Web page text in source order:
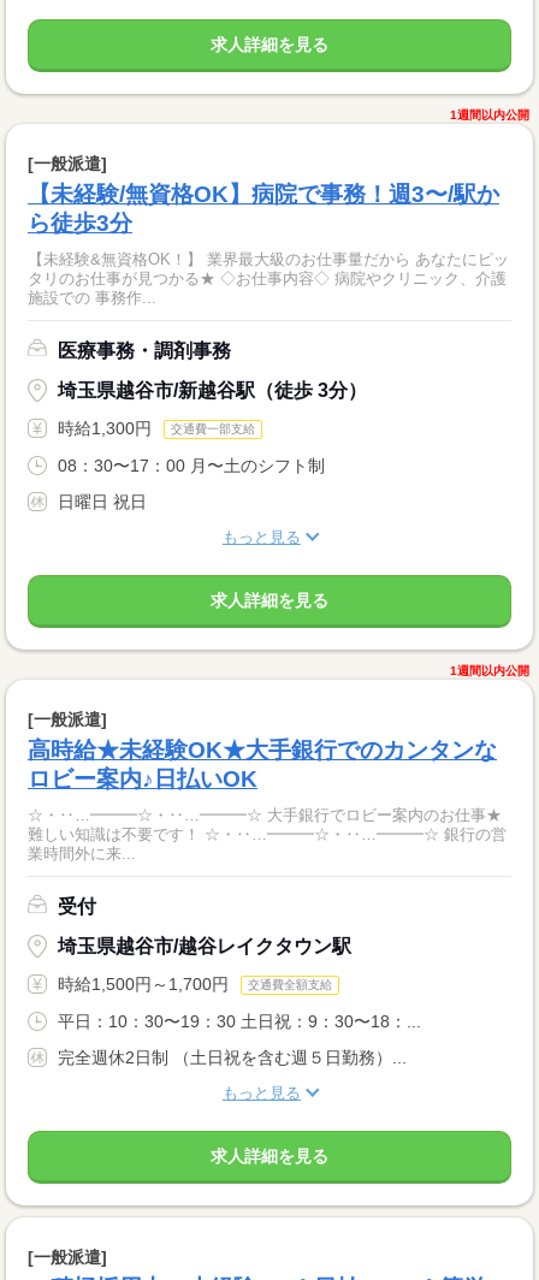
求人詳細を見る
1週間以内公開
[一般派遣]
【未経験/無資格OK】病院で事務！週3〜/駅か
ら徒歩3分
【未経験&無資格OK！】 業界最大級のお仕事量だから あなたにピッ
タリのお仕事が見つかる★ ◇お仕事内容◇ 病院やクリニック、介護
施設での 事務作...
医療事務・調剤事務
埼玉県越谷市/新越谷駅（徒歩 3分）
時給1,300円 交通費一部支給
08：30〜17：00 月〜土のシフト制
日曜日 祝日
もっと見る
求人詳細を見る
1週間以内公開
[一般派遣]
高時給★未経験OK★大手銀行でのカンタンな
ロビー案内♪日払いOK
☆・‥…━━━☆・‥…━━━☆ 大手銀行でロビー案内のお仕事★
難しい知識は不要です！ ☆・‥…━━━☆・‥…━━━☆ 銀行の営
業時間外に来...
受付
埼玉県越谷市/越谷レイクタウン駅
時給1,500円～1,700円 交通費全額支給
平日：10：30〜19：30 土日祝：9：30〜18：...
完全週休2日制 （土日祝を含む週５日勤務）...
もっと見る
求人詳細を見る
[一般派遣]